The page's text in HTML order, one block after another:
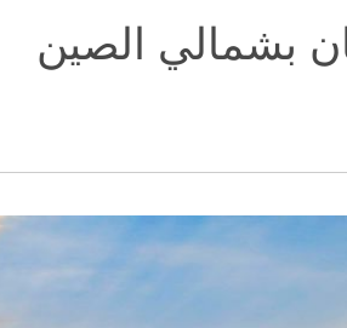
بشمالي الصين